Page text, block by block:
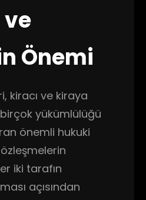
Önemi
kiracı ve kiraya
yükümlülüğü
önemli hukuki
iki tarafın
açısından